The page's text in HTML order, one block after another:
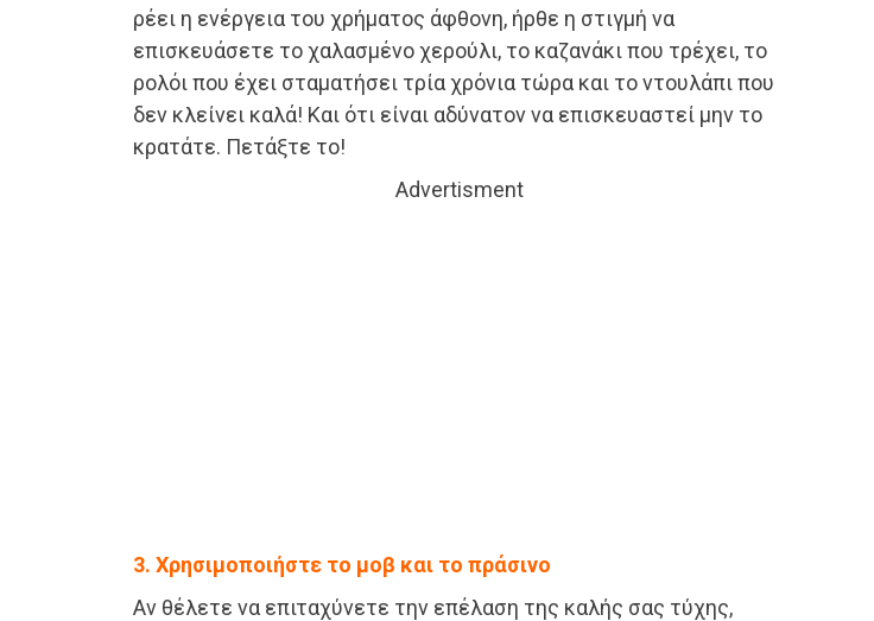
ρέει η ενέργεια του χρήματος άφθονη, ήρθε η στιγμή να
επισκευάσετε το χαλασμένο χερούλι, το καζανάκι που τρέχει, το
ρολόι που έχει σταματήσει τρία χρόνια τώρα και το ντουλάπι που
δεν κλείνει καλά! Και ότι είναι αδύνατον να επισκευαστεί μην το
κρατάτε. Πετάξτε το!
Advertisment
3. Χρησιμοποιήστε το μοβ και το πράσινο
Αν θέλετε να επιταχύνετε την επέλαση της καλής σας τύχης,